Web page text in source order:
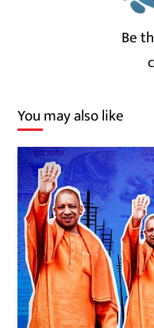
Be
You may also like